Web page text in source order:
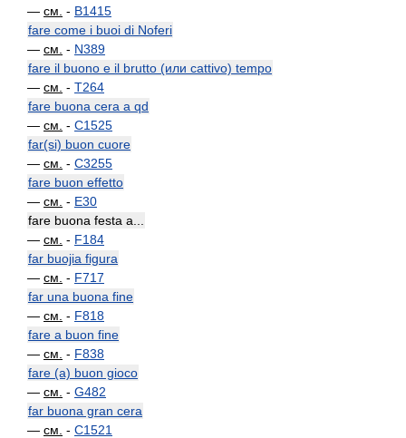
— см. - B1415
fare come i buoi di Noferi
— см. - N389
fare il buono e il brutto (или cattivo) tempo
— см. - T264
fare buona cera a qd
— см. - C1525
far(si) buon cuore
— см. - C3255
fare buon effetto
— см. - E30
fare buona festa a...
— см. - F184
far buojia figura
— см. - F717
far una buona fine
— см. - F818
fare a buon fine
— см. - F838
fare (a) buon gioco
— см. - G482
far buona gran cera
— см. - C1521